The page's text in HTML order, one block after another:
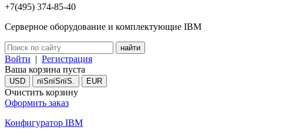
+7(495) 374-85-40
Серверное оборудование и комплектующие IBM
Войти | Регистрация
Ваша корзина пуста
USD пїЅпїЅпїЅ. EUR
Очистить корзину
Оформить заказ
Конфигуратор IBM